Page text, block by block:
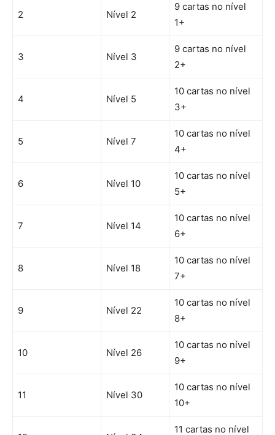
2 Nível 2
9 cartas no nível
1+
3 Nível 3
9 cartas no nível
2+
4 Nível 5
10 cartas no nível
3+
5 Nível 7
10 cartas no nível
4+
6 Nível 10
10 cartas no nível
5+
7 Nível 14
10 cartas no nível
6+
8 Nível 18
10 cartas no nível
7+
9 Nível 22
10 cartas no nível
8+
10 Nível 26
10 cartas no nível
9+
11 Nível 30
10 cartas no nível
10+
11 cartas no nível